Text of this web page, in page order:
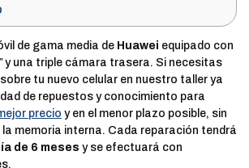
de gama media de Huawei equipado con
y una triple cámara trasera. Si necesitas
tu nuevo celular en nuestro taller ya
de repuestos y conocimiento para
precio y en el menor plazo posible, sin
memoria interna. Cada reparación tendrá
de 6 meses y se efectuará con